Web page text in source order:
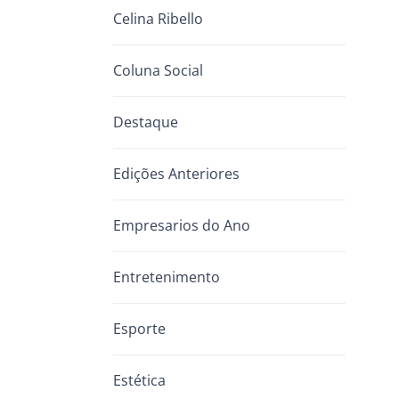
Celina Ribello
Coluna Social
Destaque
Edições Anteriores
Empresarios do Ano
Entretenimento
Esporte
Estética